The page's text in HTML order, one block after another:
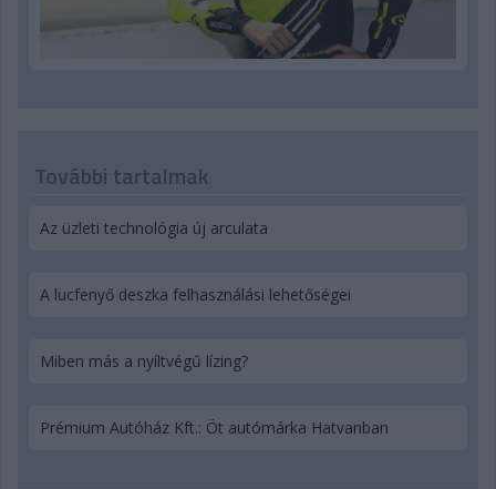
További tartalmak
Az üzleti technológia új arculata
A lucfenyő deszka felhasználási lehetőségei
Miben más a nyíltvégű lízing?
Prémium Autóház Kft.: Öt autómárka Hatvanban